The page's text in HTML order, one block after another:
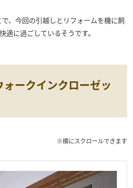
、今回の引越しとリフォームを機に飼
適に過ごしているそうです。
ークインクローゼッ
※横にスクロールできます